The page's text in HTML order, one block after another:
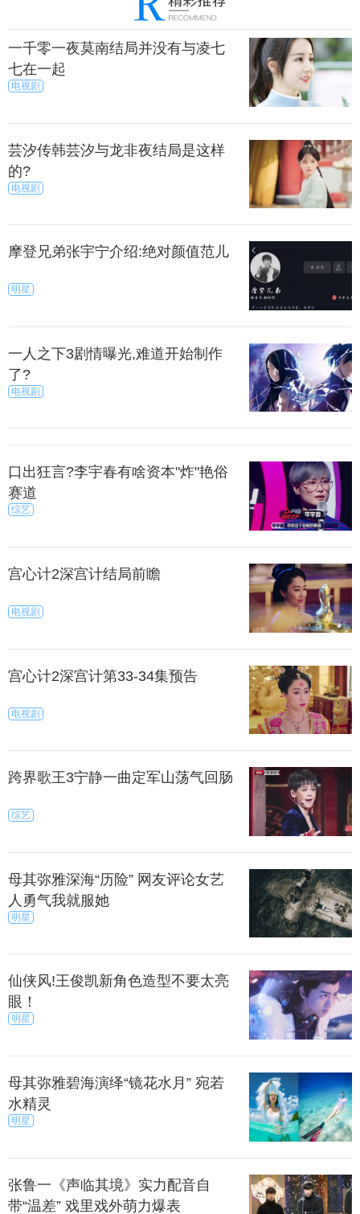
家欣赏唯美画面的同时，不禁钦佩母其弥雅的勇
底的探秘中，还意外遭遇百年的飞机残骸，探寻
一千零一夜莫南结局并没有与凌七
七在一起
电视剧
芸汐传韩芸汐与龙非夜结局是这样
的?
电视剧
摩登兄弟张宇宁介绍:绝对颜值范儿
明星
一人之下3剧情曝光,难道开始制作
了?
电视剧
口出狂言?李宇春有啥资本"炸"艳俗
赛道
综艺
宫心计2深宫计结局前瞻
电视剧
宫心计2深宫计第33-34集预告
电视剧
跨界歌王3宁静一曲定军山荡气回肠
综艺
母其弥雅深海“历险” 网友评论女艺
人勇气我就服她
明星
仙侠风!王俊凯新角色造型不要太亮
眼！
明星
母其弥雅碧海演绎“镜花水月” 宛若
水精灵
明星
张鲁一《声临其境》实力配音自
带“温差” 戏里戏外萌力爆表